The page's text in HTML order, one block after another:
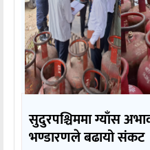
सुदुरपश्चिममा ग्याँस
भण्डारणले बढायो संकट